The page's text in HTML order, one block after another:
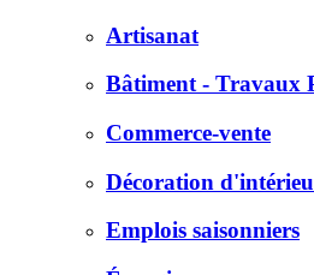
Artisanat
Bâtiment - Travaux
Commerce-vente
Décoration
Emplois saisonniers